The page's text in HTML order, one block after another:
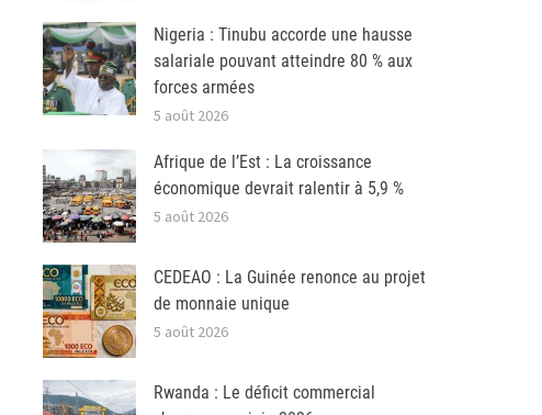
Nigeria : Tinubu accorde une hausse
salariale pouvant atteindre 80 % aux
forces armées
5 août 2026
Afrique de l’Est : La croissance
économique devrait ralentir à 5,9 %
5 août 2026
CEDEAO : La Guinée renonce au projet
de monnaie unique
5 août 2026
Rwanda : Le déficit commercial